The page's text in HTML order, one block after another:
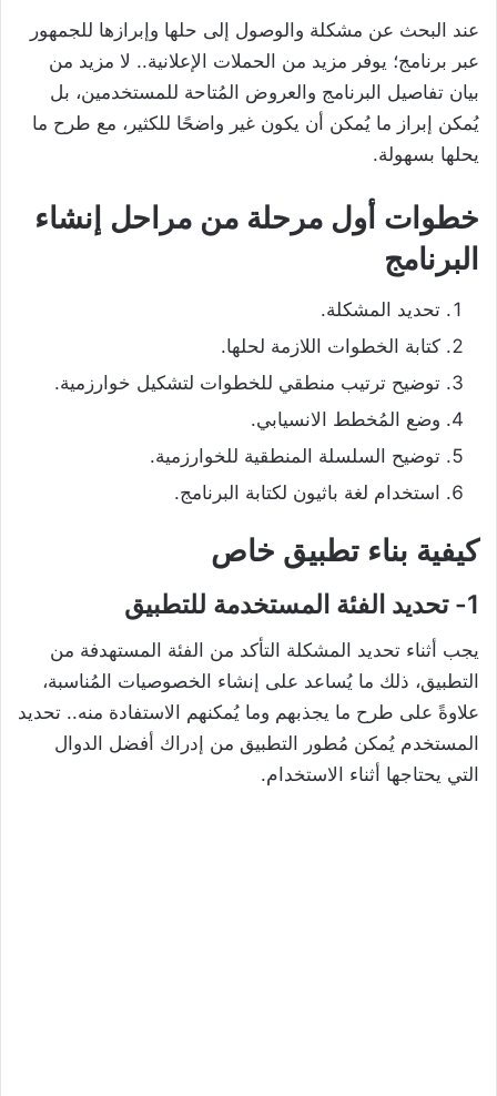
عند البحث عن مشكلة والوصول إلى حلها وإبرازها للجمهور
عبر برنامج؛ يوفر مزيد من الحملات الإعلانية.. لا مزيد من
بيان تفاصيل البرنامج والعروض المُتاحة للمستخدمين، بل
يُمكن إبراز ما يُمكن أن يكون غير واضحًا للكثير، مع طرح ما
يحلها بسهولة.
خطوات أول مرحلة من مراحل إنشاء
البرنامج
تحديد المشكلة.
كتابة الخطوات اللازمة لحلها.
توضيح ترتيب منطقي للخطوات لتشكيل خوارزمية.
وضع المُخطط الانسيابي.
توضيح السلسلة المنطقية للخوارزمية.
استخدام لغة باثيون لكتابة البرنامج.
كيفية بناء تطبيق خاص
1- تحديد الفئة المستخدمة للتطبيق
يجب أثناء تحديد المشكلة التأكد من الفئة المستهدفة من
التطبيق، ذلك ما يُساعد على إنشاء الخصوصيات المُناسبة،
علاوةً على طرح ما يجذبهم وما يُمكنهم الاستفادة منه.. تحديد
المستخدم يُمكن مُطور التطبيق من إدراك أفضل الدوال
التي يحتاجها أثناء الاستخدام.